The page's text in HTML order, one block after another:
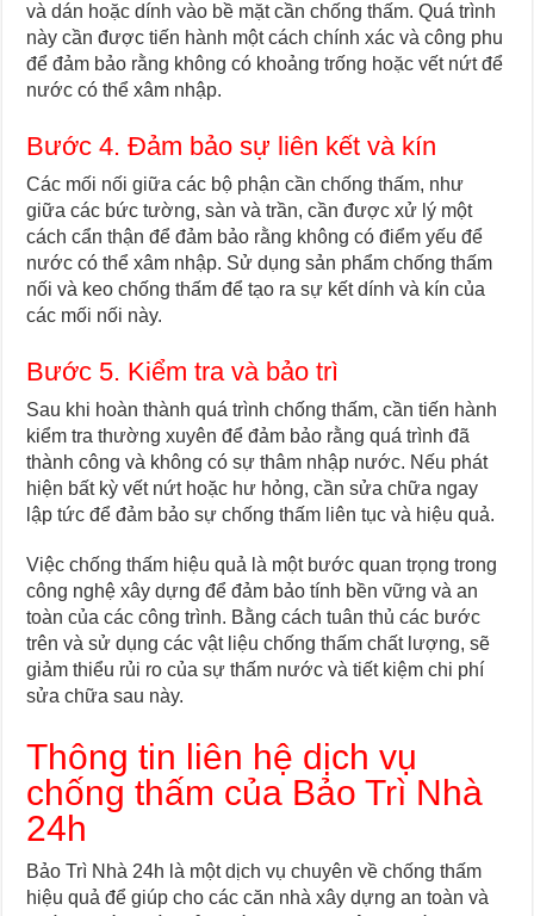
và dán hoặc dính vào bề mặt cần chống thấm. Quá trình
này cần được tiến hành một cách chính xác và công phu
để đảm bảo rằng không có khoảng trống hoặc vết nứt để
nước có thể xâm nhập.
Bước 4. Đảm bảo sự liên kết và kín
Các mối nối giữa các bộ phận cần chống thấm, như
giữa các bức tường, sàn và trần, cần được xử lý một
cách cẩn thận để đảm bảo rằng không có điểm yếu để
nước có thể xâm nhập. Sử dụng sản phẩm chống thấm
nối và keo chống thấm để tạo ra sự kết dính và kín của
các mối nối này.
Bước 5. Kiểm tra và bảo trì
Sau khi hoàn thành quá trình chống thấm, cần tiến hành
kiểm tra thường xuyên để đảm bảo rằng quá trình đã
thành công và không có sự thâm nhập nước. Nếu phát
hiện bất kỳ vết nứt hoặc hư hỏng, cần sửa chữa ngay
lập tức để đảm bảo sự chống thấm liên tục và hiệu quả.
Việc chống thấm hiệu quả là một bước quan trọng trong
công nghệ xây dựng để đảm bảo tính bền vững và an
toàn của các công trình. Bằng cách tuân thủ các bước
trên và sử dụng các vật liệu chống thấm chất lượng, sẽ
giảm thiểu rủi ro của sự thấm nước và tiết kiệm chi phí
sửa chữa sau này.
Thông tin liên hệ dịch vụ
chống thấm của Bảo Trì Nhà
24h
Bảo Trì Nhà 24h là một dịch vụ chuyên về chống thấm
hiệu quả để giúp cho các căn nhà xây dựng an toàn và